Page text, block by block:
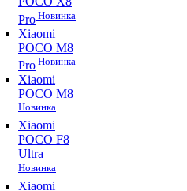
Pro Новинка
Xiaomi
POCO M8
Pro Новинка
Xiaomi
POCO M8
Новинка
Xiaomi
POCO F8
Ultra
Новинка
Xiaomi